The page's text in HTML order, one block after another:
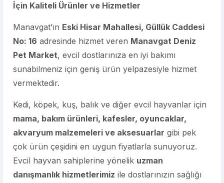
İçin Kaliteli Ürünler ve Hizmetler
Manavgat’ın Eski Hisar Mahallesi, Güllük Caddesi
No: 16 adresinde hizmet veren Manavgat Deniz
Pet Market, evcil dostlarınıza en iyi bakımı
sunabilmeniz için geniş ürün yelpazesiyle hizmet
vermektedir.
Kedi, köpek, kuş, balık ve diğer evcil hayvanlar için
mama, bakım ürünleri, kafesler, oyuncaklar,
akvaryum malzemeleri ve aksesuarlar gibi pek
çok ürün çeşidini en uygun fiyatlarla sunuyoruz.
Evcil hayvan sahiplerine yönelik uzman
danışmanlık hizmetlerimiz ile dostlarınızın sağlığı